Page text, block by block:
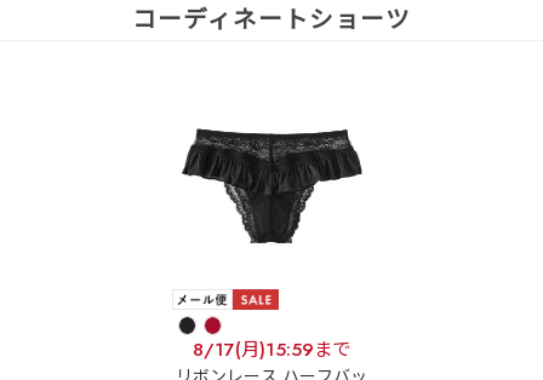
コーディネートショーツ
8/17(月)15:59まで